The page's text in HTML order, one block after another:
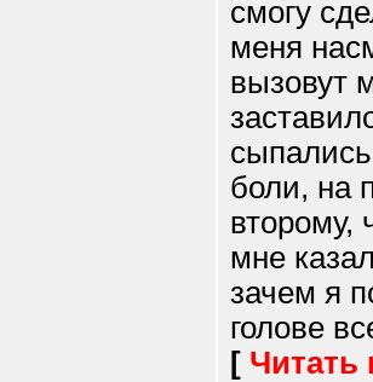
смогу
меня
вызовут
боли, на
второму,
мне
зачем я
голове
[ Читать